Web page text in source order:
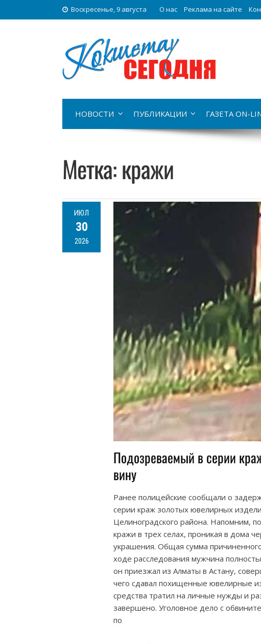
Воскресенье, 9 августа О нас Реклама на сайте
НОВОСТИ ПУБЛИКАЦИИ ГАЗЕТА ON-
Метка:кражи
ИЮЛ
30
2026
Подозреваемый в серии
вину
Ранее полицейские сообщали о
серии краж золотых ювелирных
Целиноградского района. Напомним,
кражи в трех селах, проникая в дома
украшения. Общая сумма
ходе расследования мужчина
он приезжал из Алматы в Астану,
чего сдавал похищенные ювелирные
средства тратил на личные нужды и
завершено. Уголовное дело с
по